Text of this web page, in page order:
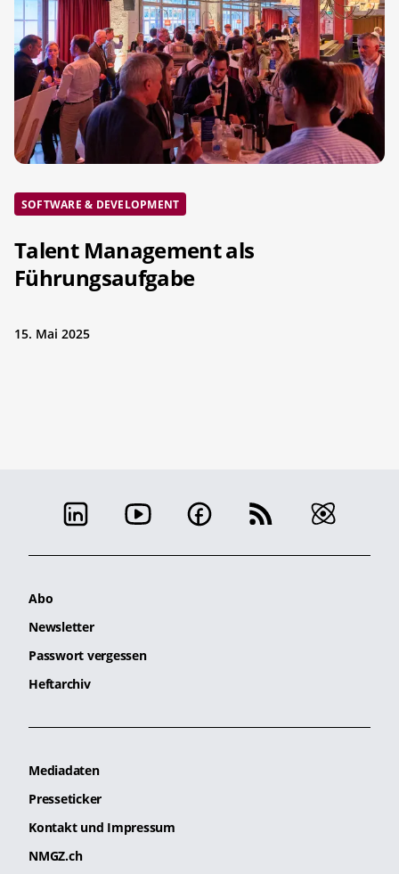
SOFTWARE & DEVELOPMENT
Talent Management als
Führungsaufgabe
15. Mai 2025
Abo
Newsletter
Passwort vergessen
Heftarchiv
Mediadaten
Presseticker
Kontakt und Impressum
NMGZ.ch